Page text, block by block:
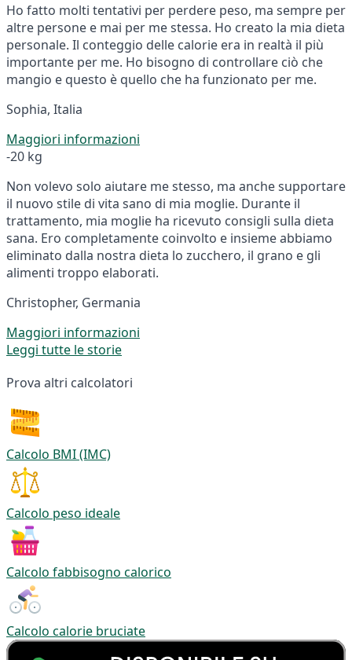
Ho fatto molti tentativi per perdere peso, ma sempre per
altre persone e mai per me stessa. Ho creato la mia dieta
personale. Il conteggio delle calorie era in realtà il più
importante per me. Ho bisogno di controllare ciò che
mangio e questo è quello che ha funzionato per me.
Sophia, Italia
Maggiori informazioni
-20 kg
Non volevo solo aiutare me stesso, ma anche supportare
il nuovo stile di vita sano di mia moglie. Durante il
trattamento, mia moglie ha ricevuto consigli sulla dieta
sana. Ero completamente coinvolto e insieme abbiamo
eliminato dalla nostra dieta lo zucchero, il grano e gli
alimenti troppo elaborati.
Christopher, Germania
Maggiori informazioni
Leggi tutte le storie
Prova altri calcolatori
Calcolo BMI (IMC)
Calcolo peso ideale
Calcolo fabbisogno calorico
Calcolo calorie bruciate